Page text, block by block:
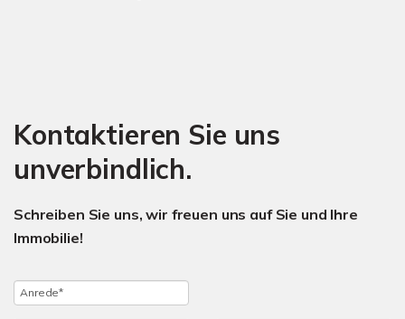
Kontaktieren Sie uns
unverbindlich.
Schreiben Sie uns, wir freuen uns auf Sie und Ihre
Immobilie!